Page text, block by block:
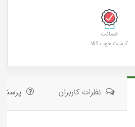
ضمانت
کیفیت خوب کالا
نظرات کاربران